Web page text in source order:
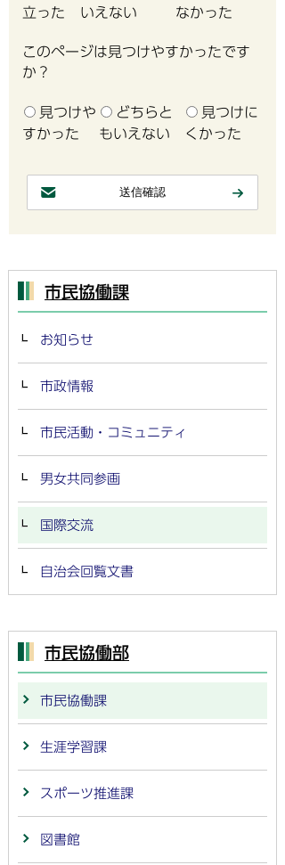
立った
いえない
なかった
このページは見つけやすかったです
か？
見つけや
すかった
どちらと
もいえない
見つけに
くかった
市民協働課
お知らせ
市政情報
市民活動・コミュニティ
男女共同参画
国際交流
自治会回覧文書
市民協働部
市民協働課
生涯学習課
スポーツ推進課
図書館